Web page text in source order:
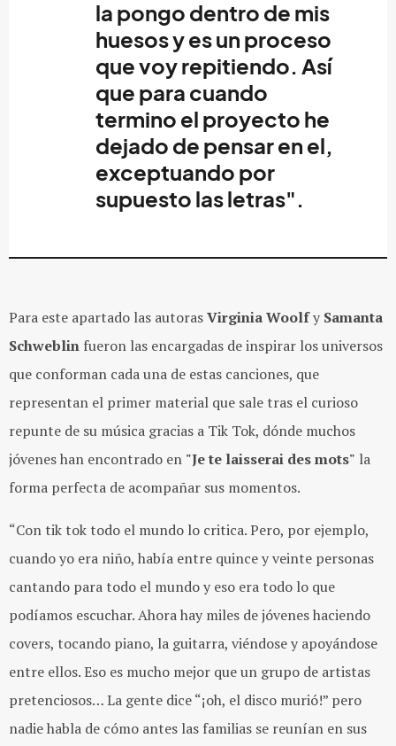
la pongo dentro de mis
huesos y es un proceso
que voy repitiendo. Así
que para cuando
termino el proyecto he
dejado de pensar en el,
exceptuando por
supuesto las letras".
Para este apartado las autorasVirginia Woolfy Samanta
Schweblin fueron las encargadas de inspirar los universos
que conforman cada una de estas canciones, que
representan el primer material que sale tras el curioso
repunte de su música gracias a Tik Tok, dónde muchos
jóvenes han encontrado en "Je te laisserai des mots" la
forma perfecta de acompañar sus momentos.
“Con tik tok todo el mundo lo critica. Pero, por ejemplo,
cuando yo era niño, había entre quince y veinte personas
cantando para todo el mundo y eso era todo lo que
podíamos escuchar. Ahora hay miles de jóvenes haciendo
covers, tocando piano, la guitarra, viéndose y apoyándose
entre ellos. Eso es mucho mejor que un grupo de artistas
pretenciosos… La gente dice “¡oh, el disco murió!” pero
nadie habla de cómo antes las familias se reunían en sus